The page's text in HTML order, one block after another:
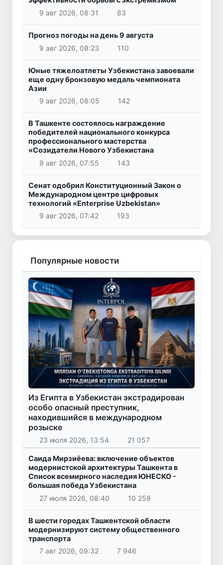
9 авг 2026, 08:31
83
Прогноз погоды на день 9 августа
9 авг 2026, 08:23
110
Юные тяжелоатлеты Узбекистана завоевали
еще одну бронзовую медаль чемпионата
Азии
9 авг 2026, 08:05
142
В Ташкенте состоялось награждение
победителей национального конкурса
профессионального мастерства
«Созидатели Нового Узбекистана
9 авг 2026, 07:55
143
Сенат одобрил Конституционный Закон о
Международном центре цифровых
технологий «Enterprise Uzbekistan»
9 авг 2026, 07:42
193
Популярные новости
Из Египта в Узбекистан экстрадирован
особо опасный преступник,
находившийся в международном
розыске
23 июля 2026, 13:54 21 057
Саида Мирзиёева: включение объектов
модернистской архитектуры Ташкента в
Список всемирного наследия ЮНЕСКО -
большая победа Узбекистана
27 июля 2026, 08:40
10 259
В шести городах Ташкентской области
модернизируют систему общественного
транспорта
7 авг 2026, 09:32
7 946